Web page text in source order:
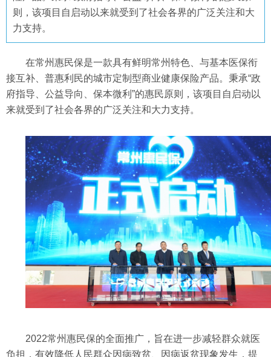
则，该项目自启动以来就受到了社会各界的广泛关注和大
力支持。
在常州惠民保是一款具有鲜明常州特色、与基本医保衔
接互补、普惠利民的城市定制型商业健康保险产品。秉承“政
府指导、公益导向、保本微利”的惠民原则，该项目自启动以
来就受到了社会各界的广泛关注和大力支持。
2022常州惠民保的全面推广，旨在进一步减轻群众就医
负担，有效降低人民群众因病致贫、因病返贫现象发生，提